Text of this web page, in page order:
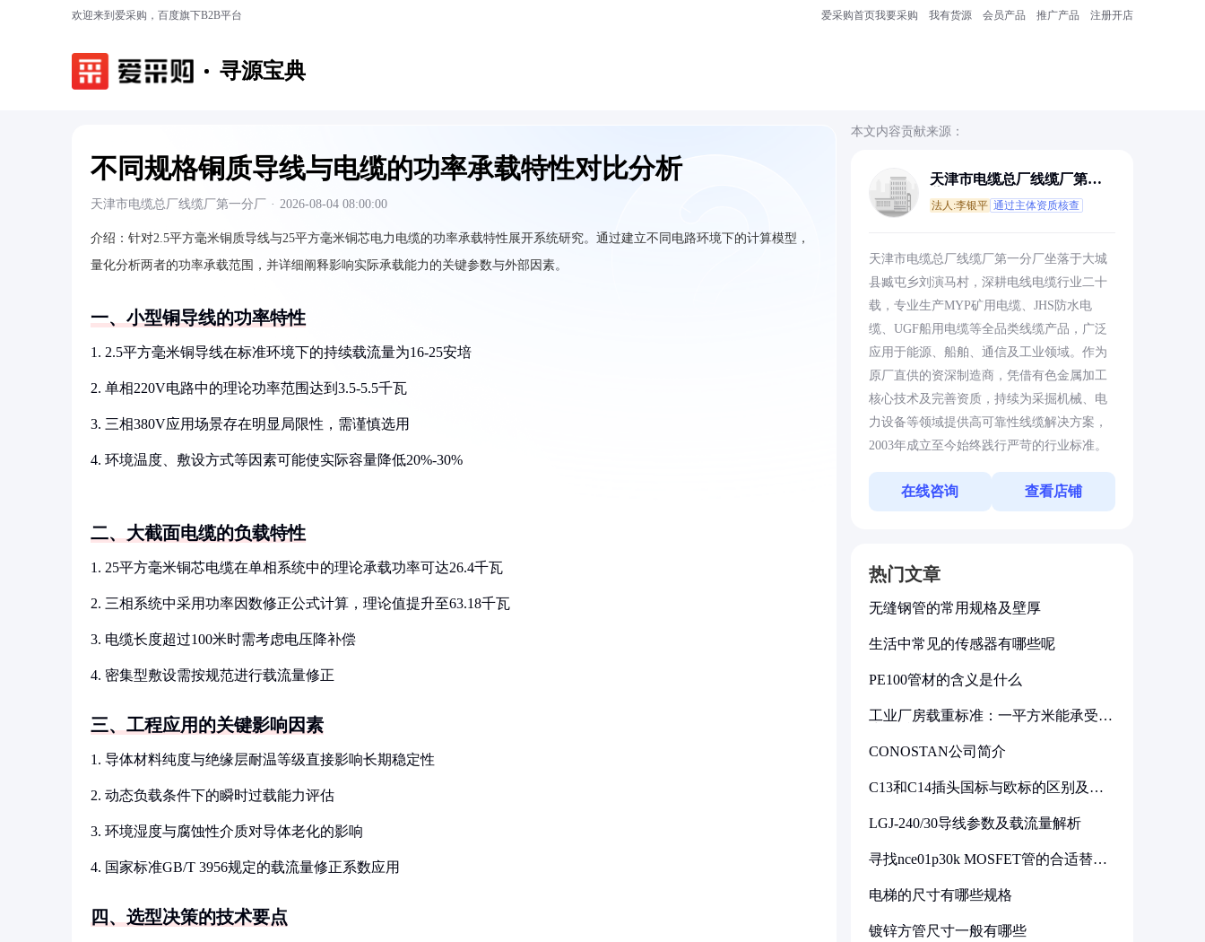
欢迎来到爱采购，百度旗下B2B平台 爱采购首页我要采购 我有货源 会员产品 推广产品 注册开店
寻源宝典
不同规格铜质导线与电缆的功率承载特性对比分析
天津市电缆总厂线缆厂第一分厂 · 2026-08-04 08:00:00
介绍： 针对2.5平方毫米铜质导线与25平方毫米铜芯电力电缆的功率承载特性展开系统研究。通过建立不同电路环境下的计算模型，
量化分析两者的功率承载范围，并详细阐释影响实际承载能力的关键参数与外部因素。
一、小型铜导线的功率特性
1. 2.5平方毫米铜导线在标准环境下的持续载流量为16-25安培
2. 单相220V电路中的理论功率范围达到3.5-5.5千瓦
3. 三相380V应用场景存在明显局限性，需谨慎选用
4. 环境温度、敷设方式等因素可能使实际容量降低20%-30%
二、大截面电缆的负载特性
1. 25平方毫米铜芯电缆在单相系统中的理论承载功率可达26.4千瓦
2. 三相系统中采用功率因数修正公式计算，理论值提升至63.18千瓦
3. 电缆长度超过100米时需考虑电压降补偿
4. 密集型敷设需按规范进行载流量修正
三、工程应用的关键影响因素
1. 导体材料纯度与绝缘层耐温等级直接影响长期稳定性
2. 动态负载条件下的瞬时过载能力评估
3. 环境湿度与腐蚀性介质对导体老化的影响
4. 国家标准GB/T 3956规定的载流量修正系数应用
四、选型决策的技术要点
本文内容贡献来源：
天津市电缆总厂线缆厂第一
法人:李银平 通过主体资质核查
天津市电缆总厂线缆厂第一分厂坐落于大城
县臧屯乡刘演马村，深耕电线电缆行业二十
载，专业生产MYP矿用电缆、JHS防水电
缆、UGF船用电缆等全品类线缆产品，广泛
应用于能源、船舶、通信及工业领域。作为
原厂直供的资深制造商，凭借有色金属加工
核心技术及完善资质，持续为采掘机械、电
力设备等领域提供高可靠性线缆解决方案，
2003年成立至今始终践行严苛的行业标准。
在线咨询 查看店铺
热门文章
无缝钢管的常用规格及壁厚
生活中常见的传感器有哪些呢
PE100管材的含义是什么
工业厂房载重标准：一平方米能承受多
CONOSTAN公司简介
C13和C14插头国标与欧标的区别及其
LGJ-240/30导线参数及载流量解析
寻找nce01p30k MOSFET管的合适替代
电梯的尺寸有哪些规格
镀锌方管尺寸一般有哪些